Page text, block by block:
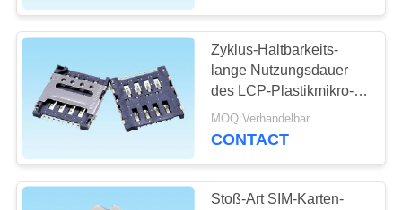
FABRIK-
AUSFLUG
QUALITÄTSKONTROLLE
TRETEN
SIE
Leiterplatten-
Verbinder
85
Zyklus-Haltbarkeits-
lange Nutzungsdauer
des LCP-Plastikmikro-
SIM Verbindungsstück-
500
MOQ:Verhandelbar
CONTACT
Stoß-Art SIM-Karten-